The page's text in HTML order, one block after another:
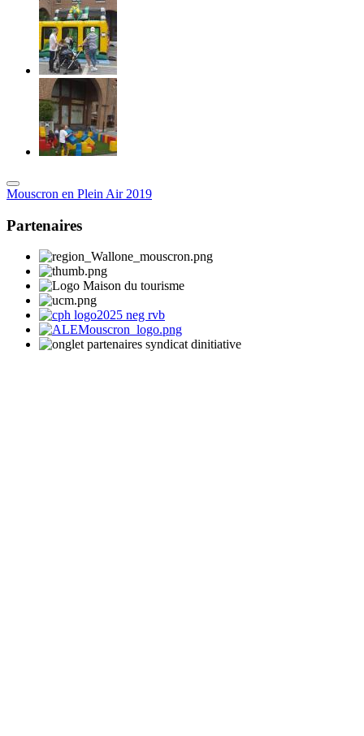
Mouscron en Plein Air 2019
Partenaires